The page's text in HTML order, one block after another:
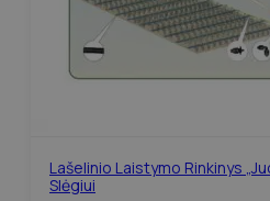
Lašelinio Laistymo Rinkinys
Slėgiui